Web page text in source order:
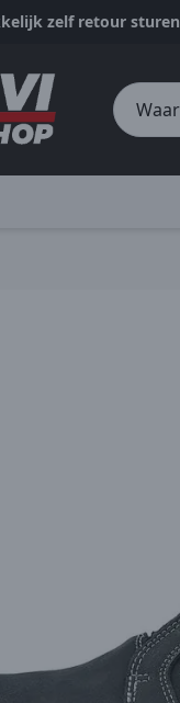
zelf retour sturen